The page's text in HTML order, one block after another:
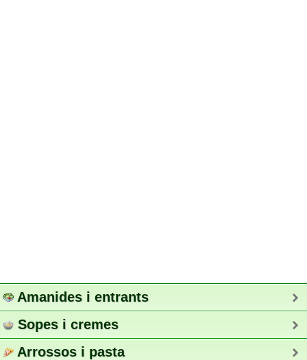
Amanides i entrants
Sopes i cremes
Arrossos i pasta